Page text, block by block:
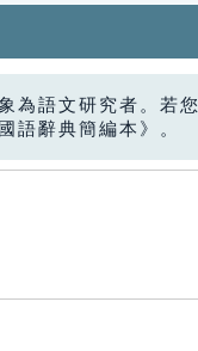
為語文研究者。若
語辭典簡編本》。